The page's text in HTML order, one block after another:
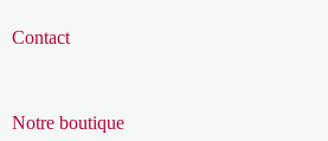
Contact
Notre boutique